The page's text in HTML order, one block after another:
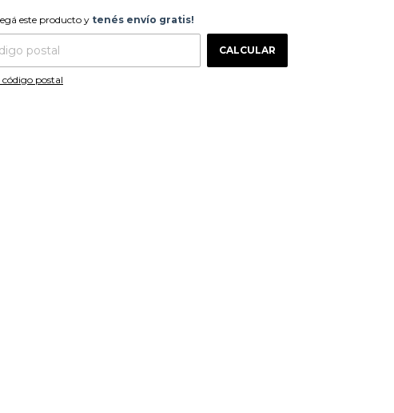
este producto ytenés envío gratis!
CAMBIAR CP
este producto y tenés envío gratis!
CALCULAR
código postal